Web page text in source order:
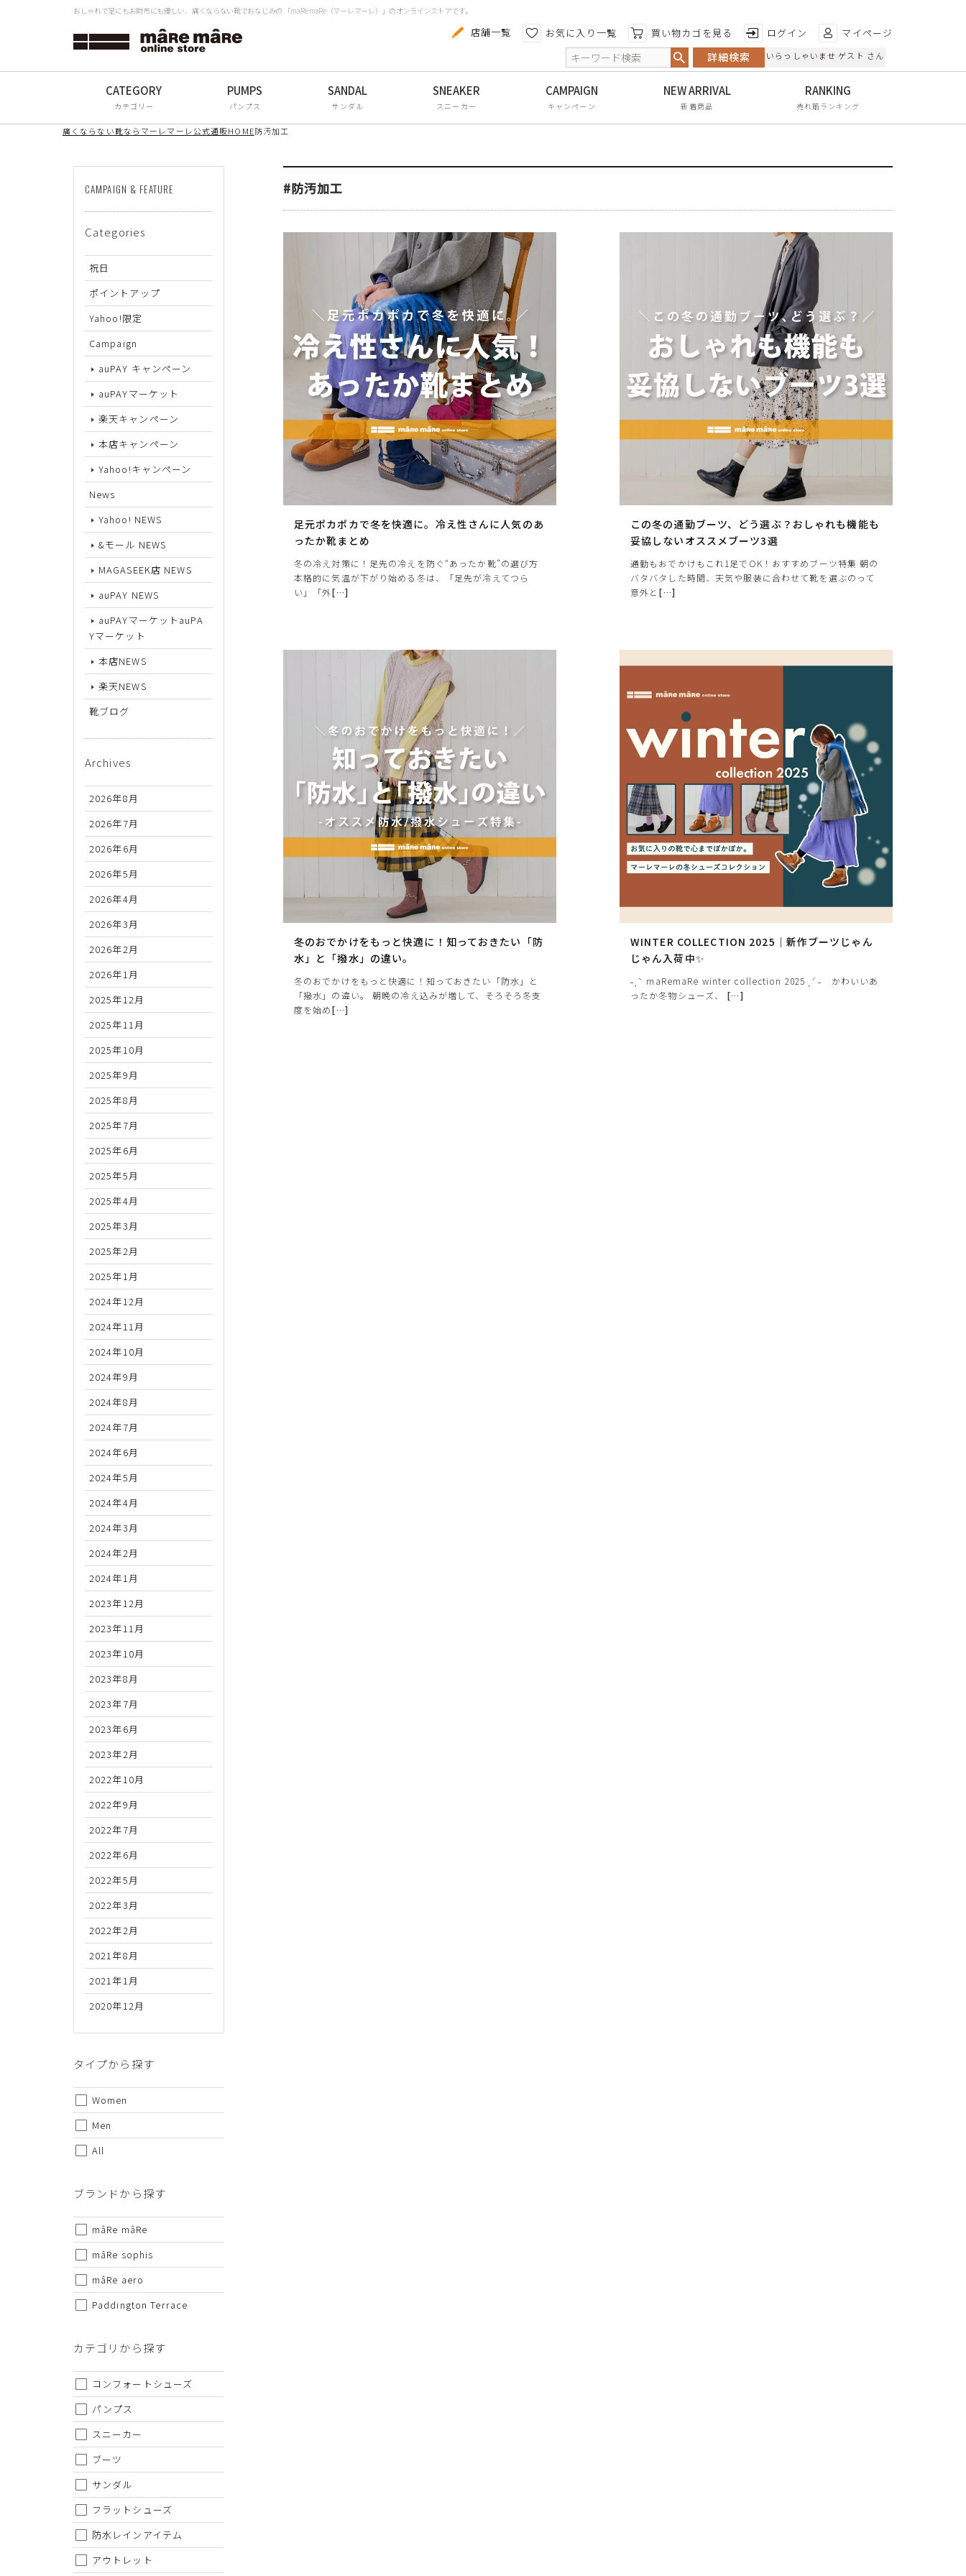
おしゃれで足にもお財布にも優しい、痛くならない靴でおなじみの 「maRe maRe（マーレマーレ）」のオンラインストアです。
店舗一覧 お気に入り一覧 買い物カゴを見る ログイン マイページ
詳細検索 いらっしゃいませ ゲスト さん
カテゴリー パンプス サンダル スニーカー キャンペーン 新着商品 売れ筋ランキング
痛くならない靴ならマーレマーレ公式通販HOME防汚加工
#防汚加工
足元ポカポカで冬を快適に。冷え性さんに人気のあ
ったか靴まとめ
冬の冷え対策に！足先の冷えを防ぐ“あったか靴”の選び方
本格的に気温が下がり始める冬は、「足先が冷えてつら
い」「外[…]
この冬の通勤ブーツ、どう選ぶ？おしゃれも機能も
妥協しないオススメブーツ3選
通勤もおでかけもこれ1足でOK！おすすめブーツ特集 朝の
バタバタした時間、天気や服装に合わせて靴を選ぶのって
意外と […]
冬のおでかけをもっと快適に！知っておきたい「防
水」と「撥水」の違い。
冬のおでかけをもっと快適に！知っておきたい「防水」と
「撥水」の違い。 朝晩の冷え込みが増して、そろそろ冬支
度を始め[…]
WINTER COLLECTION 2025｜新作ブーツじゃん
じゃん入荷中✨
˗ˏˋ maRemaRe winter collection 2025 ˎˊ˗⠀ かわいいあ
ったか冬物シューズ、 […]
CAMPAIGN & FEATURE
Categories
祝日
ポイントアップ
Yahoo!限定
Campaign
auPAY キャンペーン
auPAYマーケット
楽天キャンペーン
本店キャンペーン
Yahoo!キャンペーン
News
Yahoo! NEWS
&モール NEWS
MAGASEEK店 NEWS
auPAY NEWS
auPAYマーケットauPA
Yマーケット
本店NEWS
楽天NEWS
靴ブログ
Archives
2026年8月
2026年7月
2026年6月
2026年5月
2026年4月
2026年3月
2026年2月
2026年1月
2025年12月
2025年11月
2025年10月
2025年9月
2025年8月
2025年7月
2025年6月
2025年5月
2025年4月
2025年3月
2025年2月
2025年1月
2024年12月
2024年11月
2024年10月
2024年9月
2024年8月
2024年7月
2024年6月
2024年5月
2024年4月
2024年3月
2024年2月
2024年1月
2023年12月
2023年11月
2023年10月
2023年8月
2023年7月
2023年6月
2023年2月
2022年10月
2022年9月
2022年7月
2022年6月
2022年5月
2022年3月
2022年2月
2021年8月
2021年1月
2020年12月
タイプから探す
Women
Men
All
ブランドから探す
mâRe mâRe
mâRe sophis
mâRe aero
Paddington Terrace
カテゴリから探す
コンフォートシューズ
パンプス
スニーカー
ブーツ
サンダル
フラットシューズ
防水レインアイテム
アウトレット
代金のお支払い方法について
金引換の中からお好きな決済方法をお選びいただけます。
・掲載されております商品の色はPCモニターにより色目に相違が生じる場合があります。予めご了承下さい。
・掲載されております画像を許可無くご使用にならないで下さい。お使いになりたい場合はお問い合せよりご連絡下さい。
・仕様および外観・価格は予告なく変更されることがあります。予めご了承下さい。
・当オンラインストアと実店舗では、一部商品にて割引率が異なります
・ご試着につきましては必ず屋内でお願いします。
タイプから探す
Women
All
ブランドから探す
コンフォートシューズ
パンプス
スニーカー
フラットシューズ
防水レインアイテム
アウトレット
その他・小物
色から探す 特徴から探す
日本製
手染め
甲高・幅広
屈曲性
リンクコーデ
サイズから探す
22cm
22.5cm
23cm
23.5cm
24cm
24.5cm
25cm
26cm
26.5cm
27cm
ヒールの高さから探す
1㎝未満
1cm以上2cm未満
2cm以上3cm未満
3cm以上4cm未満
4cm以上5cm未満
5cm以上6cm未満
6cm以上7cm未満
7cm以上8cm未満
上記条件で絞り込む